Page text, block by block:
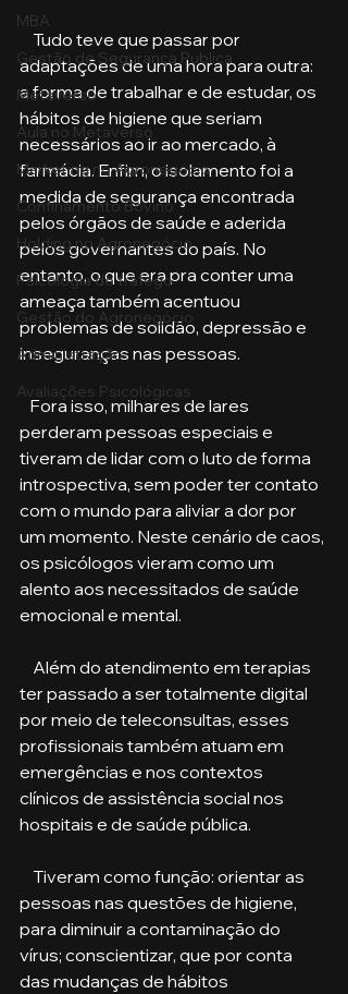
MBA
Gestão de Segurança Publica
Metaverso
Aula no Metaverso
Marketing no Agronegócio
Confinamento Bovino
Holding no Agronegócio
Psicologia de tráfego
Gestão do Agronegócio
Administração
Avaliações Psicológicas
adaptações de uma hora para outra:
a forma de trabalhar e de estudar, os
hábitos de higiene que seriam
necessários ao ir ao mercado, à
farmácia. Enfim, o isolamento foi a
medida de segurança encontrada
pelos órgãos de saúde e aderida
pelos governantes do país. No
entanto, o que era pra conter uma
ameaça também acentuou
problemas de solidão, depressão e
inseguranças nas pessoas.
perderam pessoas especiais e
tiveram de lidar com o luto de forma
introspectiva, sem poder ter contato
com o mundo para aliviar a dor por
um momento. Neste cenário de caos,
os psicólogos vieram como um
alento aos necessitados de saúde
emocional e mental.
ter passado a ser totalmente digital
por meio de teleconsultas, esses
profissionais também atuam em
emergências e nos contextos
clínicos de assistência social nos
hospitais e de saúde pública.
pessoas nas questões de higiene,
para diminuir a contaminação do
vírus; conscientizar, que por conta
das mudanças de hábitos